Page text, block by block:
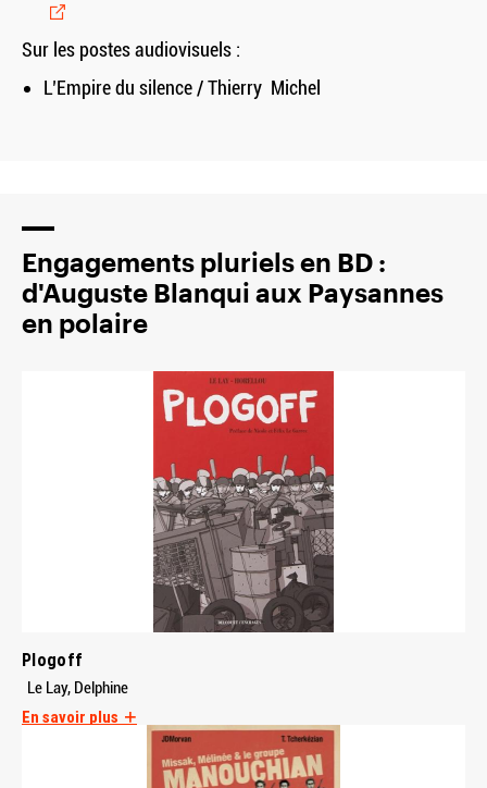
Sur les postes audiovisuels :
L’Empire du silence / Thierry Michel
Engagements pluriels en BD :
d'Auguste Blanqui aux Paysannes
en polaire
Plogoff
Le Lay, Delphine
En savoir plus